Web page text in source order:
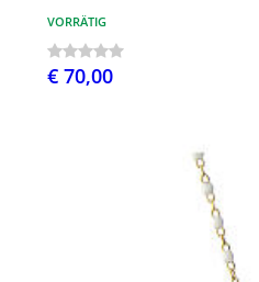
VORRÄTIG
€ 70,00